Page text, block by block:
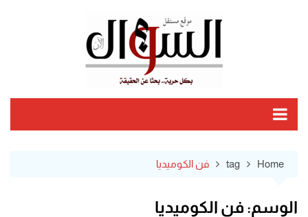
Home
tag فن الكوميديا
الوسم: فن الكوميديا